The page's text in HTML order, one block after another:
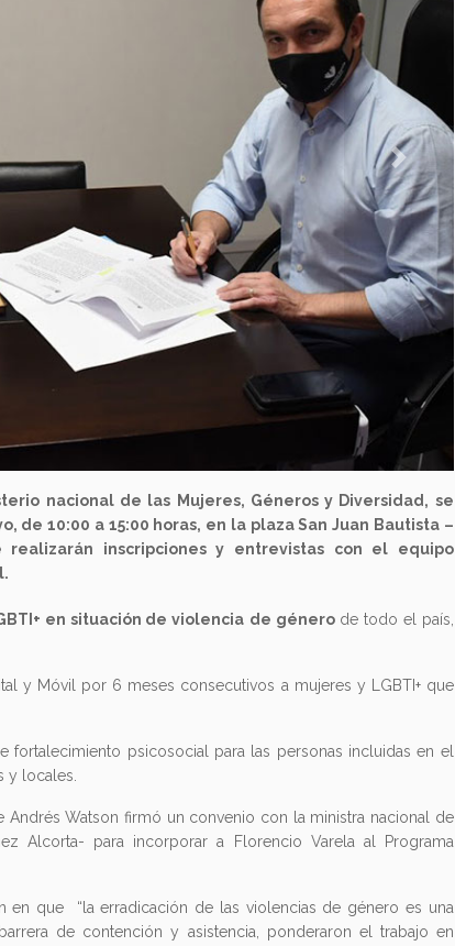
Next
nacional de las Mujeres, Géneros y Diversidad, se
de 10:00 a 15:00 horas, en la plaza San Juan Bautista –
inscripciones y entrevistas con el equipo
en situación de violencia de génerode todo el país,
y Móvil por 6 meses consecutivos a mujeres y LGBTI+ que
fortalecimiento psicosocial para las personas incluidas en el
y locales.
Watson firmó un convenio con la ministra nacional de
Alcorta- para incorporar a Florencio Varela al Programa
en que “la erradicación de las violencias de género es una
de contención y asistencia, ponderaron el trabajo en